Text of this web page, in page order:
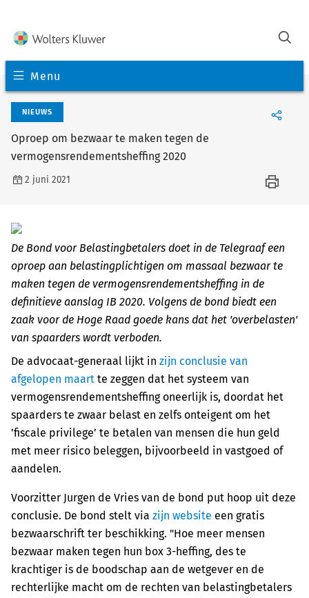
Menu
NIEUWS
Oproep om bezwaar te maken tegen de
vermogensrendementsheffing 2020
2 juni 2021
De Bond voor Belastingbetalers doet in de Telegraaf een
oproep aan belastingplichtigen om massaal bezwaar te
maken tegen de vermogensrendementsheffing in de
definitieve aanslag IB 2020. Volgens de bond biedt een
zaak voor de Hoge Raad goede kans dat het 'overbelasten'
van spaarders wordt verboden.
De advocaat-generaal lijkt in zijn conclusie van
afgelopen maart te zeggen dat het systeem van
vermogensrendementsheffing oneerlijk is, doordat het
spaarders te zwaar belast en zelfs onteigent om het
’fiscale privilege’ te betalen van mensen die hun geld
met meer risico beleggen, bijvoorbeeld in vastgoed of
aandelen.
Voorzitter Jurgen de Vries van de bond put hoop uit deze
conclusie. De bond stelt via zijn website een gratis
bezwaarschrift ter beschikking. "Hoe meer mensen
bezwaar maken tegen hun box 3-heffing, des te
krachtiger is de boodschap aan de wetgever en de
rechterlijke macht om de rechten van belastingbetalers